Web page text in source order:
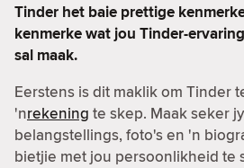
Tinder het baie prettige
kenmerke wat jou Tinder-
sal maak.
Eerstens is dit maklik om Tinder
'nrekening te skep. Maak seker
belangstellings, foto's en 'n
bietjie met jou persoonlikheid te